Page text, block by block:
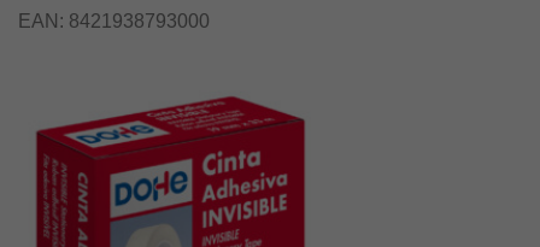
EAN: 8421938793000